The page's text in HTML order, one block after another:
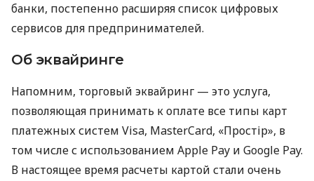
банки, постепенно расширяя список цифровых
сервисов для предпринимателей.
Об эквайринге
Напомним, торговый эквайринг — это услуга,
позволяющая принимать к оплате все типы карт
платежных систем Visa, MasterCard, «Простір», в
том числе с использованием Apple Pay и Google Pay.
В настоящее время расчеты картой стали очень